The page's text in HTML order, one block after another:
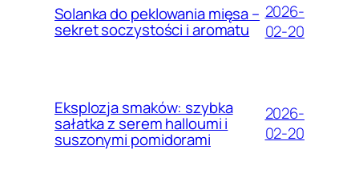
Solanka do peklowania mięsa –
sekret soczystości i aromatu
2026-
02-20
Eksplozja smaków: szybka
sałatka z serem halloumi i
suszonymi pomidorami
2026-
02-20